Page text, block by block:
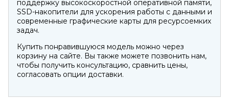
поддержку высокоскоростной оперативной памяти,
SSD-накопители для ускорения работы с данными и
современные графические карты для ресурсоемких
задач.
Купить понравившуюся модель можно через
корзину на сайте. Вы также можете позвонить нам,
чтобы получить консультацию, сравнить цены,
согласовать опции доставки.